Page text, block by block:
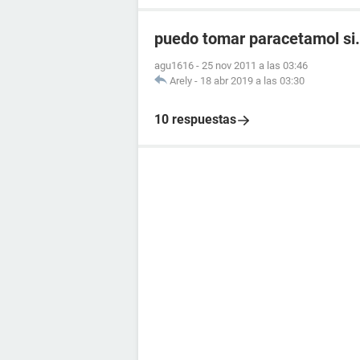
puedo tomar paracetamol
agu1616 - 25 nov 2011 a las 03:46
Arely - 18 abr 2019 a las 03:30
10 respuestas